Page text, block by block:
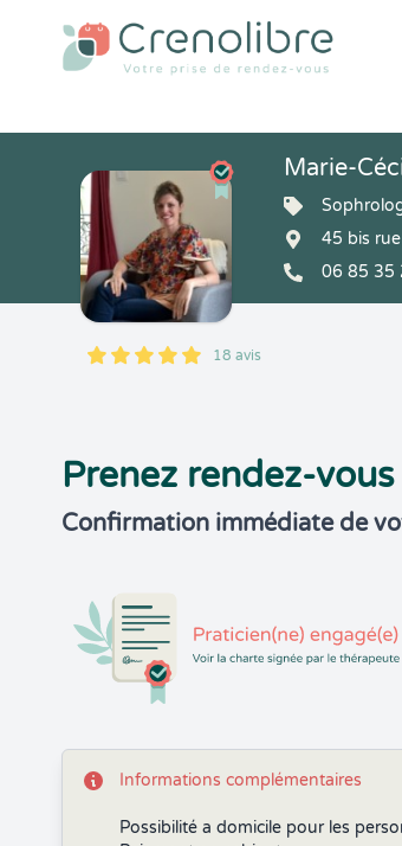
5
1
5
18 18 avis
Marie-
45 bis
06 85 35
Prenez rendez-
Confirmation immédiate de
Informations complémentaires
Possibilité a domicile pour les